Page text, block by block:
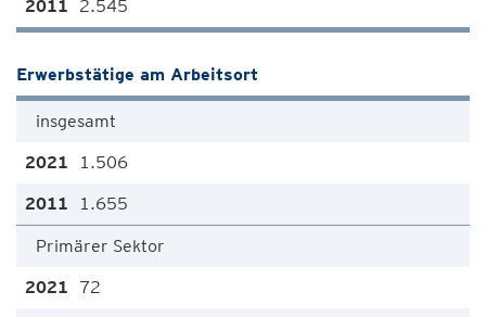
2.545
Erwerbstätige am Arbeitsort
insgesamt
1.506
1.655
Primärer Sektor
72